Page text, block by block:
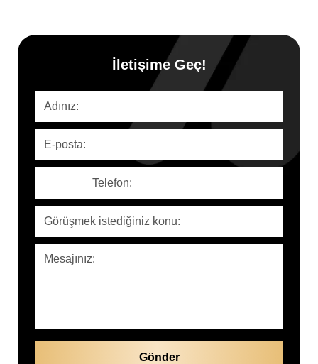
İletişime Geç!